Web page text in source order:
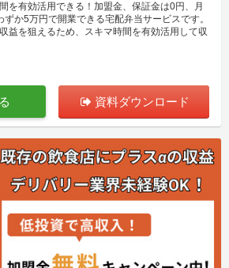
を有効活用できる！加盟金、保証金は0円、月
か5万円で開業できる宅配弁当サービスです。
益を狙えるため、スキマ時間を有効活用して収
資料ダウンロード